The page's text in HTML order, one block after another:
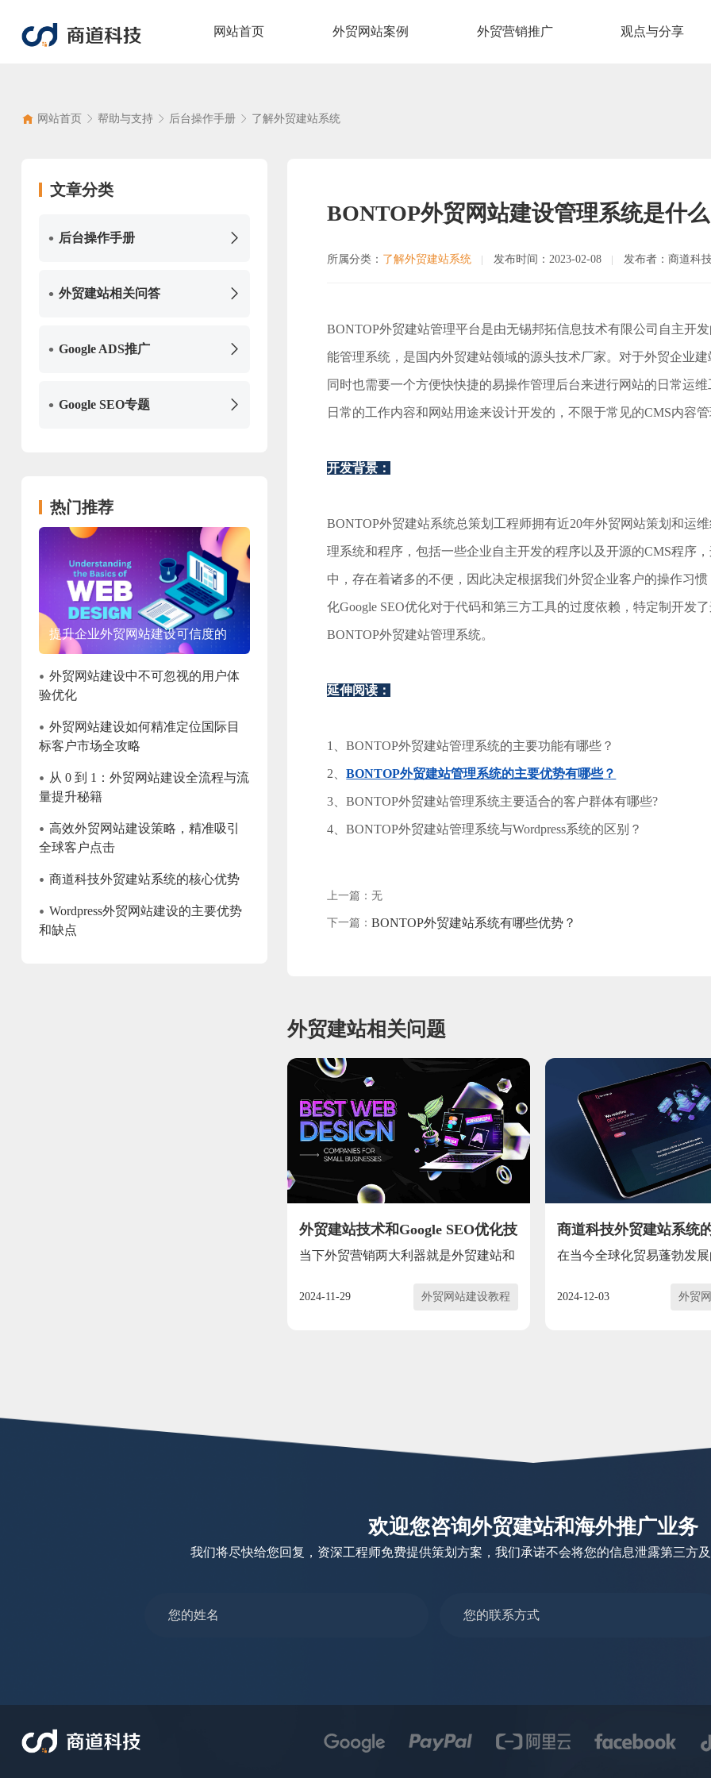
网站首页 外贸网站案例 外贸营销推广 观点与分享
网站首页 帮助与支持 后台操作手册 了解外贸建站系统
文章分类
• 后台操作手册
• 外贸建站相关问答
• Google ADS推广
• Google SEO专题
热门推荐
提升企业外贸网站建设可信度的
有效策略
• 外贸网站建设中不可忽视的用户体
验优化
• 外贸网站建设如何精准定位国际目
标客户市场全攻略
• 从 0 到 1：外贸网站建设全流程与流
量提升秘籍
• 高效外贸网站建设策略，精准吸引
全球客户点击
• 商道科技外贸建站系统的核心优势
• Wordpress外贸网站建设的主要优势
和缺点
BONTOP外贸网站建设管理系统是什
所属分类： 了解外贸建站系统 发布时间：2023-02-08 发布者：商道科
BONTOP外贸建站管理平台是由无锡邦拓信息技术有限公司自主开
能管理系统，是国内外贸建站领域的源头技术厂家。对于外贸企业
同时也需要一个方便快快捷的易操作管理后台来进行网站的日常运
日常的工作内容和网站用途来设计开发的，不限于常见的CMS内容
开发背景：
BONTOP外贸建站系统总策划工程师拥有近20年外贸网站策划和运
理系统和程序，包括一些企业自主开发的程序以及开源的CMS程序
中，存在着诸多的不便，因此决定根据我们外贸企业客户的操作习
化Google SEO优化对于代码和第三方工具的过度依赖，特定制开发
BONTOP外贸建站管理系统。
延伸阅读：
1、BONTOP外贸建站管理系统的主要功能有哪些？
2、BONTOP外贸建站管理系统的主要优势有哪些？
3、BONTOP外贸建站管理系统主要适合的客户群体有哪些?
4、BONTOP外贸建站管理系统与Wordpress系统的区别？
上一篇：无
下一篇：BONTOP外贸建站系统有哪些优势？
外贸建站相关问题
外贸建站技术和Google SEO优化技
术协同驱动外贸业务增长
当下外贸营销两大利器就是外贸建站和
2024-11-29 外贸网站建设教程
商道科技外贸建站系统
在当今全球化贸易蓬勃发
2024-12-03 外贸
欢迎您咨询外贸建站和海外推广业务
我们将尽快给您回复，资深工程师免费提供策划方案，我们承诺不会将您的信息泄露第三方